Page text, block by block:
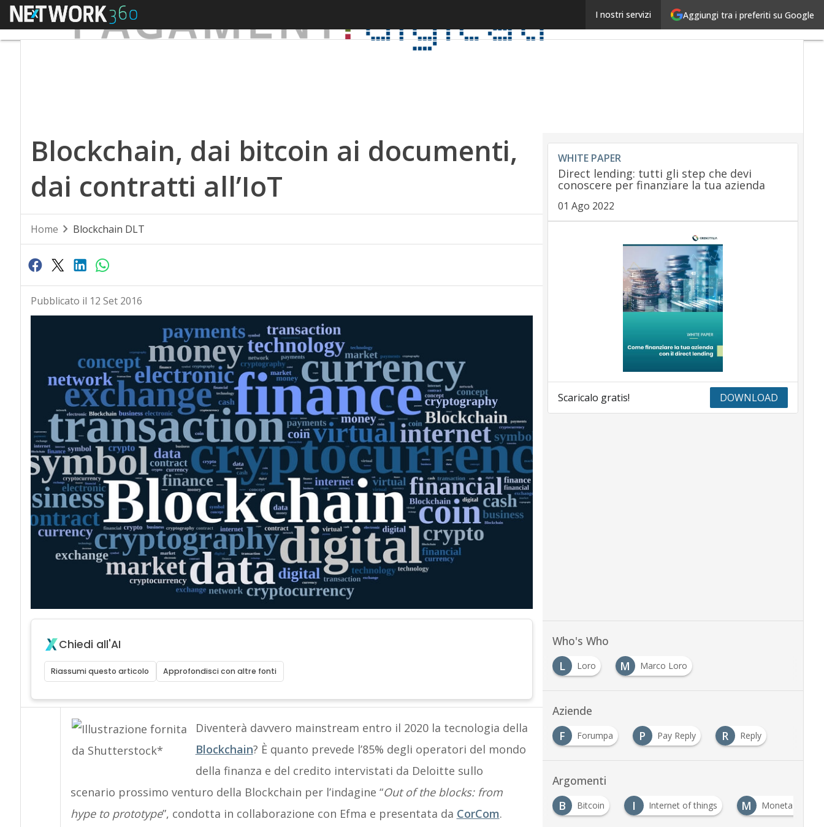
Aggiungi tra i preferiti su Google
I nostri servizi
Menu Blockchain, dai bitcoin ai documenti, dai contratti
Blockchain, dai bitcoin ai documenti,
dai contratti all’IoT
Home Blockchain DLT
Pubblicato il 12 Set 2016
Chiedi all'AI
Riassumi questo articolo Approfondisci con altre fonti
Diventerà davvero mainstream entro il 2020 la tecnologia della
Blockchain? È quanto prevede l’85% degli operatori del mondo
della finanza e del credito intervistati da Deloitte sullo
scenario prossimo venturo della Blockchain per l’indagine “Out of the blocks: from
hype to prototype”, condotta in collaborazione con Efma e presentata da CorCom.
WHITE PAPER
Direct lending: tutti gli step che devi
conoscere per finanziare la tua azienda
01 Ago 2022
Scaricalo gratis! DOWNLOAD
Who's Who
L
Loro M Marco Loro
Aziende
F
Forumpa P Pay Reply R Reply
Argomenti
B Bitcoin I Internet of things M Moneta